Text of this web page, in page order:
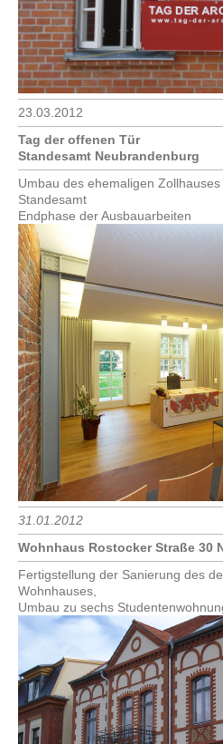
23.03.2012
Tag der offenen Tür
Standesamt Neubrandenburg
Umbau des ehemaligen
Standesamt
Endphase der Ausbauarbeiten
31.01.2012
Wohnhaus Rostocker Straße 30
Fertigstellung der Sanierung des
Wohnhauses,
Umbau zu sechs